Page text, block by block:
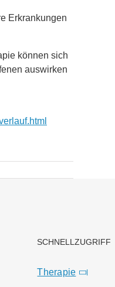
Erkrankungen
können sich
auswirken
SCHNELLZUGRIFF
Therapie